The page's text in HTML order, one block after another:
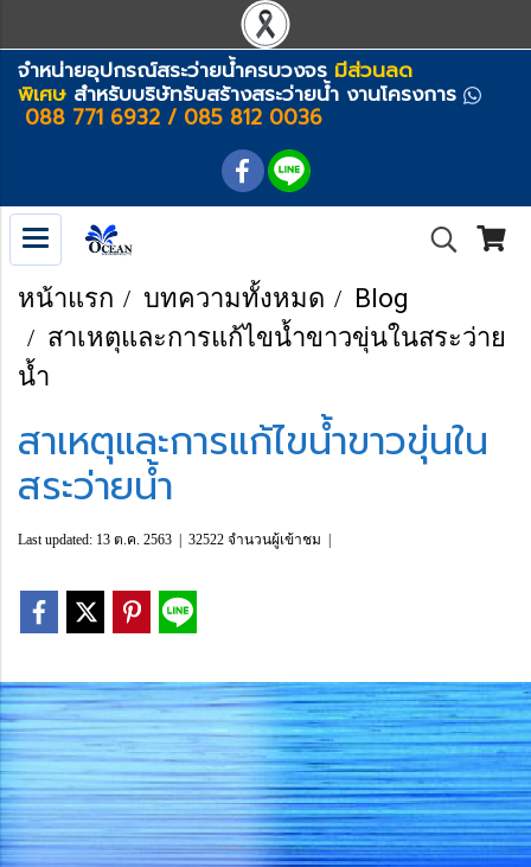
จำหน่ายอุปกรณ์สระว่ายน้ำครบวงจร มีส่วนลด
พิเศษ สำหรับบริษัทรับสร้างสระว่ายน้ำ งานโครงการ
088 771 6932 / 085 812 0036
หน้าแรก บทความทั้งหมด
Blog
สาเหตุและการแก้ไขน้ำขาวขุ่นในสระว่าย
น้ำ
สาเหตุและการแก้ไขน้ำขาวขุ่นใน
สระว่ายน้ำ
Last updated: 13 ต.ค. 2563 32522 จำนวนผู้เข้าชม